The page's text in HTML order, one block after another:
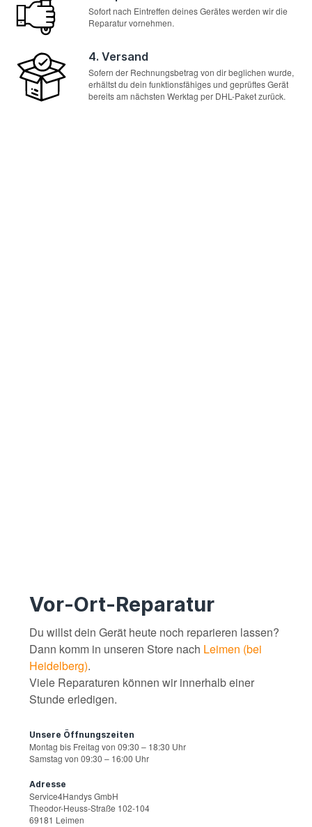
Sofort nach Eintreffen deines Gerätes werden wir die
Reparatur vornehmen.
4. Versand
Sofern der Rechnungsbetrag von dir beglichen wurde,
erhältst du dein funktionsfähiges und geprüftes Gerät
bereits am nächsten Werktag per DHL-Paket zurück.
Vor-Ort-Reparatur
Du willst dein Gerät heute noch reparieren lassen?
Dann komm in unseren Store nach Leimen (bei
Heidelberg).
Viele Reparaturen können wir innerhalb einer
Stunde erledigen.
Unsere Öffnungszeiten
Montag bis Freitag von 09:30 – 18:30 Uhr
Samstag von 09:30 – 16:00 Uhr
Adresse
Service4Handys GmbH
Theodor-Heuss-Straße 102-104
69181 Leimen